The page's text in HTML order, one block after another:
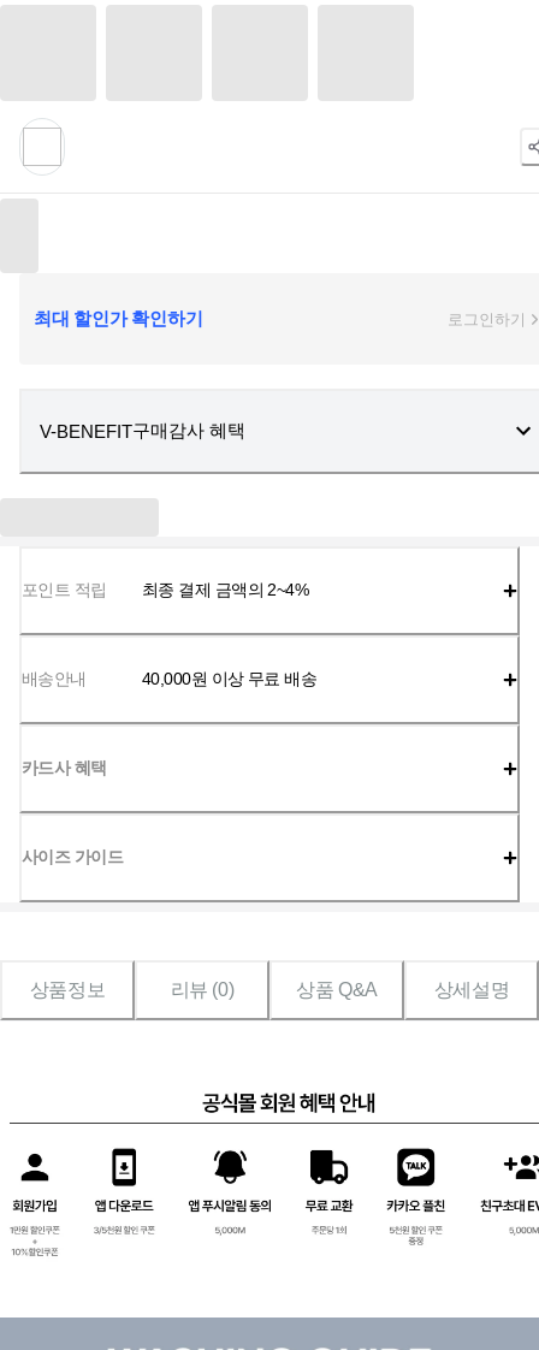
최대 할인가 확인하기 로그인하기
V-BENEFIT구매감사 혜택
포인트 적립 최종 결제 금액의 2~4%
배송안내 40,000원 이상 무료 배송
카드사 혜택
사이즈 가이드
상품정보 리뷰 (0) 상품 Q&A 상세설명